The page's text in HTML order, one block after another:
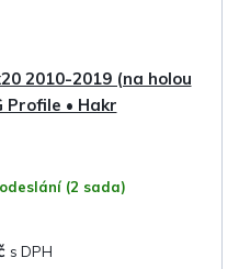
2010-2019 (na holou
Profile • Hakr
(2 sada)